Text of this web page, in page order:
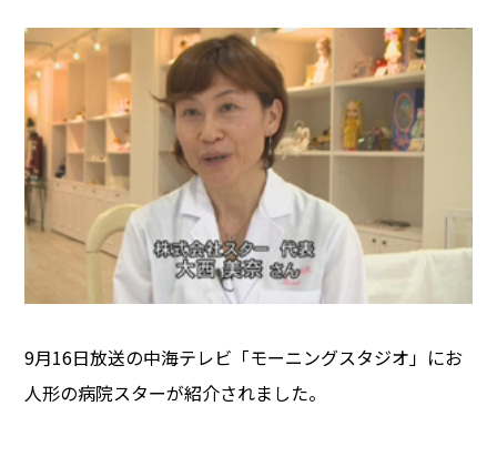
9月16日放送の中海テレビ「モーニングスタジオ」にお
人形の病院スターが紹介されました。